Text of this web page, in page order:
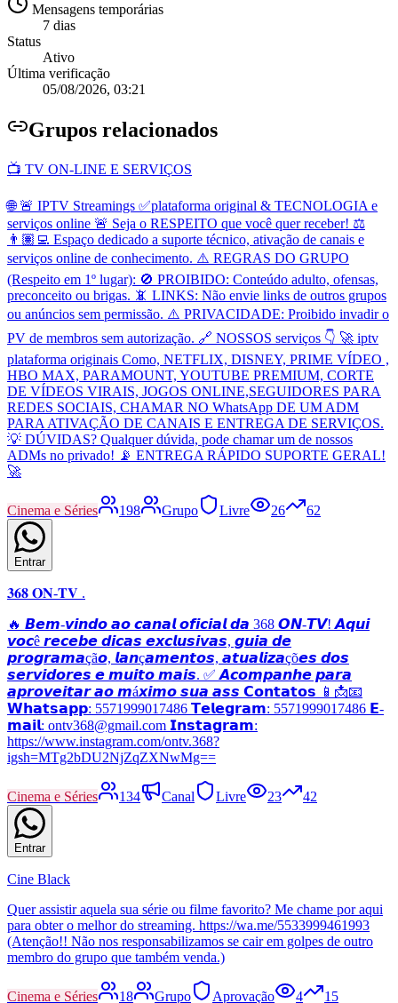
Mensagens temporárias
7 dias
Status
Ativo
Última verificação
05/08/2026, 03:21
Grupos relacionados
📺 TV ON-LINE E SERVIÇOS
🌐 🚨 IPTV Streamings ✅️plataforma original & TECNOLOGIA e
serviços online 🚨 Seja o RESPEITO que você quer receber! ⚖️
👨🏽‍💻 Espaço dedicado a suporte técnico, ativação de canais e
serviços online de conhecimento. ⚠️ REGRAS DO GRUPO
(Respeito em 1º lugar): 🚫 PROIBIDO: Conteúdo adulto, ofensas,
preconceito ou brigas. 📵 LINKS: Não envie links de outros grupos
ou anúncios sem permissão. ⚠️ PRIVACIDADE: Proibido invadir o
PV de membros sem autorização. 🔗 NOSSOS serviços 👇 🚀 iptv
plataforma originais Como, NETFLIX, DISNEY, PRIME VÍDEO ,
HBO MAX, PARAMOUNT, YOUTUBE PREMIUM, CORTE
DE VÍDEOS VIRAIS, JOGOS ONLINE,SEGUIDORES PARA
REDES SOCIAIS, CHAMAR NO WhatsApp DE UM ADM
PARA ATIVAÇÃO DE CANAIS E ENTREGA DE SERVIÇOS.
💡 DÚVIDAS? Qualquer dúvida, pode chamar um de nossos
ADMs no privado! 📡 ENTREGA RÁPIDO SUPORTE GERAL!
🚀
Cinema e Séries 198 Grupo Livre 26 62
Entrar
𝟑𝟔𝟖 𝐎𝐍-𝐓𝐕 .
🔥 𝘽𝙚𝙢-𝙫𝙞𝙣𝙙𝙤 𝙖𝙤 𝙘𝙖𝙣𝙖𝙡 𝙤𝙛𝙞𝙘𝙞𝙖𝙡 𝙙𝙖 368 𝙊𝙉-𝙏𝙑! 𝘼𝙦𝙪𝙞
𝙫𝙤𝙘ê 𝙧𝙚𝙘𝙚𝙗𝙚 𝙙𝙞𝙘𝙖𝙨 𝙚𝙭𝙘𝙡𝙪𝙨𝙞𝙫𝙖𝙨, 𝙜𝙪𝙞𝙖 𝙙𝙚
𝙥𝙧𝙤𝙜𝙧𝙖𝙢𝙖çã𝙤, 𝙡𝙖𝙣ç𝙖𝙢𝙚𝙣𝙩𝙤𝙨, 𝙖𝙩𝙪𝙖𝙡𝙞𝙯𝙖çõ𝙚𝙨 𝙙𝙤𝙨
𝙨𝙚𝙧𝙫𝙞𝙙𝙤𝙧𝙚𝙨 𝙚 𝙢𝙪𝙞𝙩𝙤 𝙢𝙖𝙞𝙨. ✅ 𝘼𝙘𝙤𝙢𝙥𝙖𝙣𝙝𝙚 𝙥𝙖𝙧𝙖
𝙖𝙥𝙧𝙤𝙫𝙚𝙞𝙩𝙖𝙧 𝙖𝙤 𝙢á𝙭𝙞𝙢𝙤 𝙨𝙪𝙖 𝙖𝙨𝙨 𝗖𝗼𝗻𝘁𝗮𝘁𝗼𝘀 📱📩📧
𝗪𝗵𝗮𝘁𝘀𝗮𝗽𝗽: 5571999017486 𝗧𝗲𝗹𝗲𝗴𝗿𝗮𝗺: 5571999017486 𝗘-
𝗺𝗮𝗶𝗹: ontv368@gmail.com 𝗜𝗻𝘀𝘁𝗮𝗴𝗿𝗮𝗺:
https://www.instagram.com/ontv.368?
igsh=MTg2bDU2NjZqZXNwMg==
Cinema e Séries 134 Canal Livre 23 42
Entrar
Cine Black
Quer assistir aquela sua série ou filme favorito? Me chame por aqui
para obter o melhor do streaming. https://wa.me/5533999461993
(Atenção!! Não nos responsabilizamos se cair em golpes de outro
membro do grupo que também venda.)
Cinema e Séries 18 Grupo Aprovação 4 15